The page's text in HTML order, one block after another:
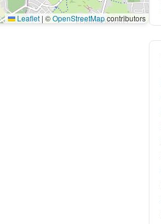
Leaflet| ©OpenStreetMapcontributors